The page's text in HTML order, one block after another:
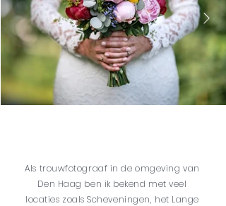
Als trouwfotograaf in de omgeving van
Den Haag ben ik bekend met veel
locaties zoals Scheveningen, het Lange